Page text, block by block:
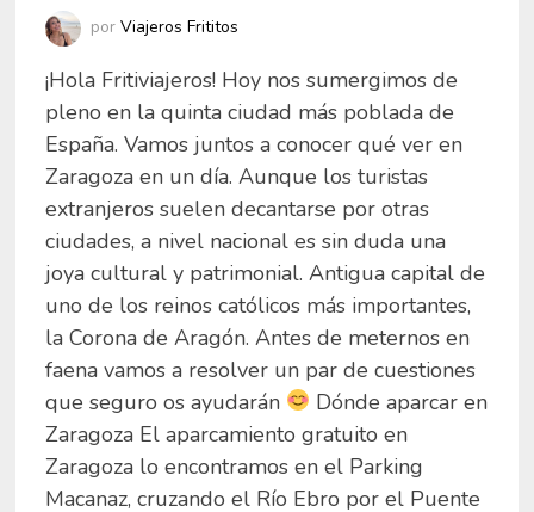
por Viajeros Frititos
¡Hola Fritiviajeros! Hoy nos sumergimos de
pleno en la quinta ciudad más poblada de
España. Vamos juntos a conocer qué ver en
Zaragoza en un día. Aunque los turistas
extranjeros suelen decantarse por otras
ciudades, a nivel nacional es sin duda una
joya cultural y patrimonial. Antigua capital de
uno de los reinos católicos más importantes,
la Corona de Aragón. Antes de meternos en
faena vamos a resolver un par de cuestiones
que seguro os ayudarán
Dónde aparcar en
Zaragoza El aparcamiento gratuito en
Zaragoza lo encontramos en el Parking
Macanaz, cruzando el Río Ebro por el Puente